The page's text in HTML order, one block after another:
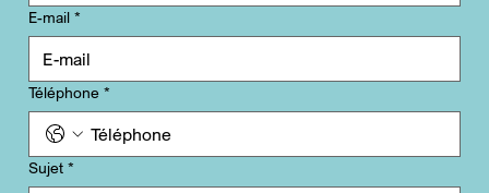
E-mail *
Téléphone *
Sujet *